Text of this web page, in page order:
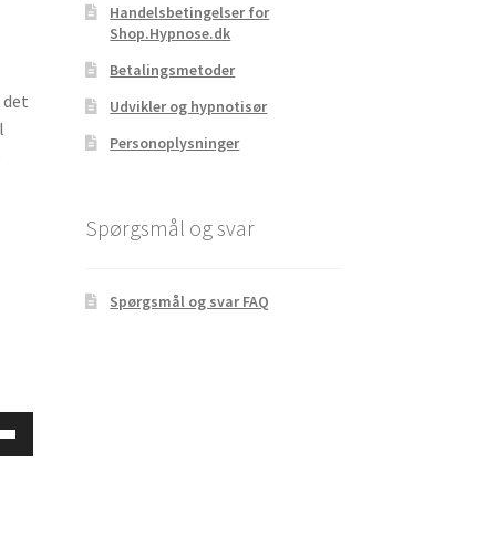
det
Handelsbetingelser for
Shop.Hypnose.dk
Betalingsmetoder
Udvikler og hypnotisør
Personoplysninger
Spørgsmål og svar
Spørgsmål og svar FAQ